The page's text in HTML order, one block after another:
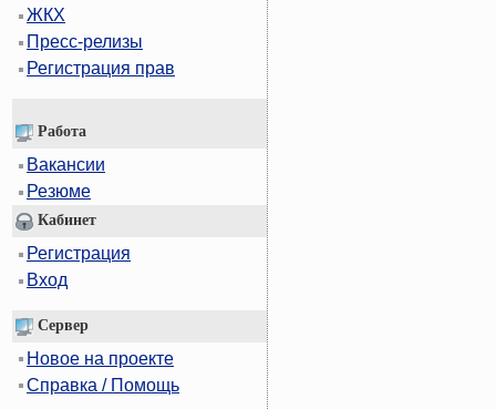
ЖКХ
Пресс-релизы
Регистрация прав
Работа
Вакансии
Резюме
Кабинет
Регистрация
Вход
Сервер
Новое на проекте
Справка / Помощь